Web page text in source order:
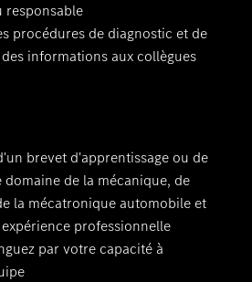
responsable
procédures de diagnostic et de
informations aux collègues
brevet d'apprentissage ou de
domaine de la mécanique, de
la mécatronique automobile et
professionnelle
par votre capacité à